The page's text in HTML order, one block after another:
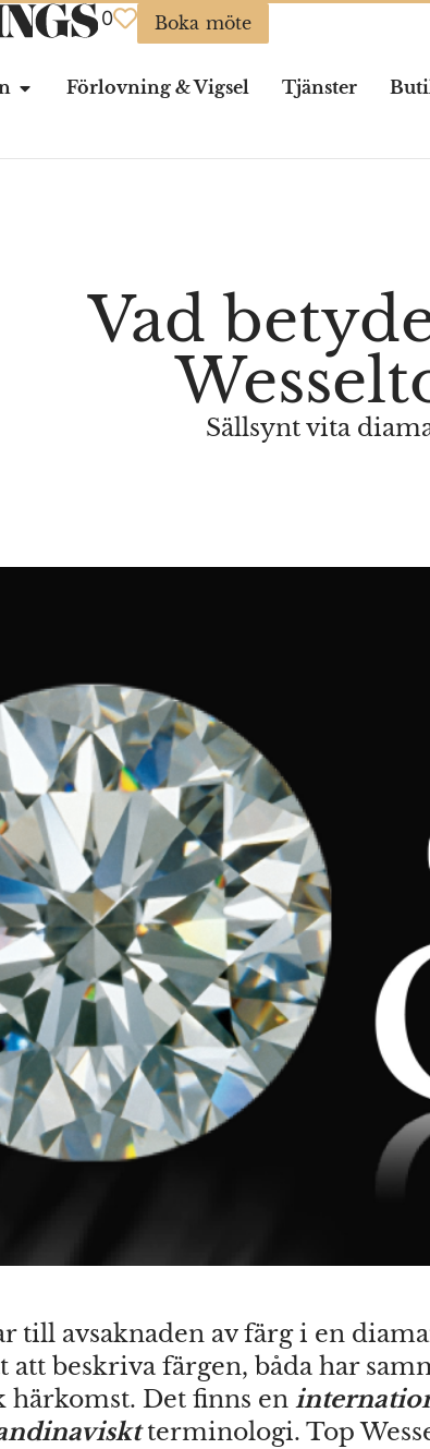
0 Boka möte
Förlovning & Vigsel Tjänster
Vad
Sällsynt vita
till avsaknaden av färg i en
att beskriva färgen, båda har
Det finns en
terminologi. Top